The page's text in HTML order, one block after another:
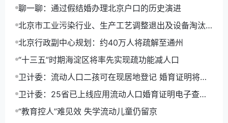
聊一聊：通过假结婚办理北京户口的历史演进
北京市工业污染行业、生产工艺调整退出及设备淘汰
目录(2014年版)
北京行政副中心规划：约40万人将疏解至通州
“十三五”时期海淀区将率先实现疏功能减人口
卫计委：流动人口二孩可在现居地登记 婚育证明将电
子化
卫计委：25省已上线应用流动人口婚育证明电子查询
平台
“教育控人”难见效 失学流动儿童仍留京